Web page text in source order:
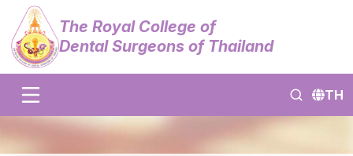
The Royal College of
Dental Surgeons of Thailand
TH